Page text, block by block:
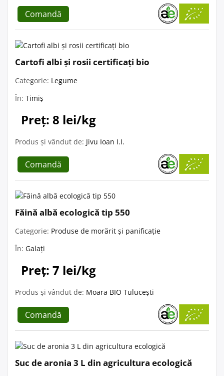
Comandă
Cartofi albi și rosii certificați bio
Categorie: Legume
În: Timiș
Preț: 8 lei/kg
Produs și vândut de: Jivu Ioan I.I.
Comandă
Făină albă ecologică tip 550
Categorie: Produse de morărit și panificație
În: Galați
Preț: 7 lei/kg
Produs și vândut de: Moara BIO Tulucești
Comandă
Suc de aronia 3 L din agricultura ecologică